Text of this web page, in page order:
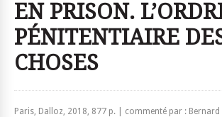
EN PRISON.
PÉNITENTIAIRE
CHOSES
Paris, Dalloz, 2018, 877 p. | commenté par : Bernard